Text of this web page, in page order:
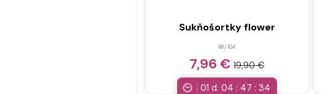
Sukňošortky flower
98/104
7,96 €19,90 €
01 d. 04 :47 :32